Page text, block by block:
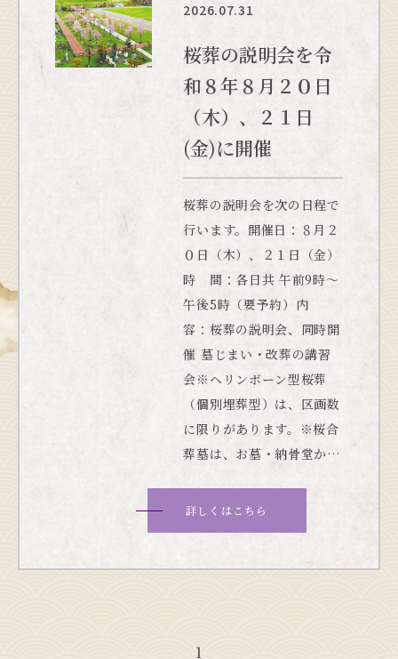
2026.07.31
桜葬の説明会を令
和８年８月２０日
（木）、２１日
(金)に開催
桜葬の説明会を次の日程で
行います。開催日：８月２
０日（木）、２１日（金）
時 間：各日共 午前9時〜
午後5時（要予約）内
容：桜葬の説明会、同時開
催 墓じまい・改葬の講習
会※ヘリンボーン型桜葬
（個別埋葬型）は、区画数
に限りがあります。※桜合
葬墓は、お墓・納骨堂か…
詳しくはこちら
1